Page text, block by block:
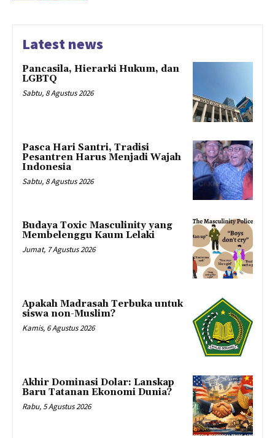
Latest news
Pancasila, Hierarki Hukum, dan
LGBTQ
Sabtu, 8 Agustus 2026
Pasca Hari Santri, Tradisi
Pesantren Harus Menjadi Wajah
Indonesia
Sabtu, 8 Agustus 2026
Budaya Toxic Masculinity yang
Membelenggu Kaum Lelaki
Jumat, 7 Agustus 2026
Apakah Madrasah Terbuka untuk
siswa non-Muslim?
Kamis, 6 Agustus 2026
Akhir Dominasi Dolar: Lanskap
Baru Tatanan Ekonomi Dunia?
Rabu, 5 Agustus 2026